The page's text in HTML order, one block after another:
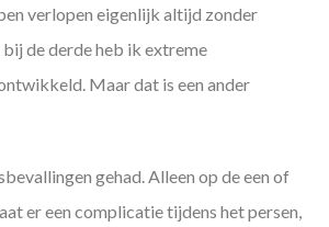
verlopen eigenlijk altijd zonder
de derde heb ik extreme
Maar dat is een ander
gehad. Alleen op de een of
er een complicatie tijdens het persen,